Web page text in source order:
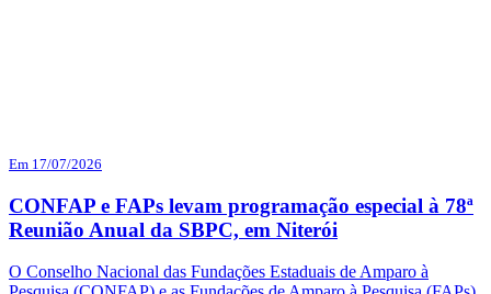
Em 17/07/2026
CONFAP e FAPs levam programação especial à 78ª
Reunião Anual da SBPC, em Niterói
O Conselho Nacional das Fundações Estaduais de Amparo à